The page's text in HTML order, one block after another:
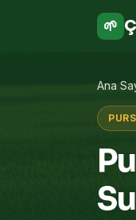
🌱
Ana